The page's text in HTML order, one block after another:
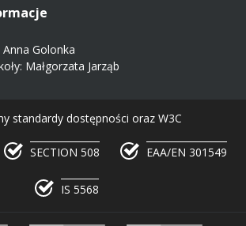
Golonka
Małgorzata Jarząb
standardy dostępności oraz W3C
SECTION 508 EAA/EN 301549
IS 5568